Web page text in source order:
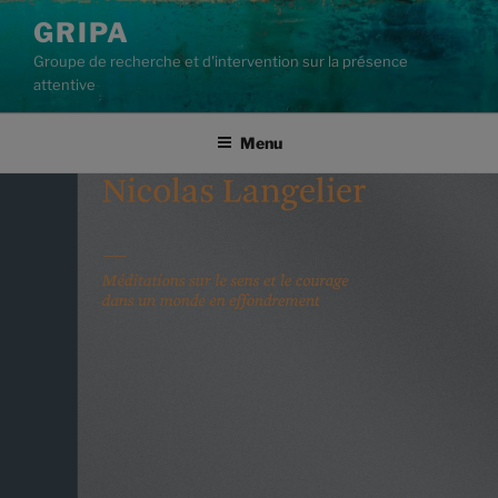
Aller
contenu
principal
GRIPA
Groupe de recherche et d'intervention sur la présence
attentive
Menu